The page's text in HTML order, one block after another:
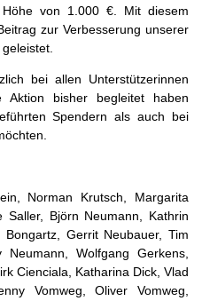
von 1.000 €. Mit diesem
zur Verbesserung unserer
bei allen Unterstützerinnen
Aktion bisher begleitet haben
Spendern als auch bei
Norman Krutsch, Margarita
Saller, Björn Neumann, Kathrin
Gerrit Neubauer, Tim
Wolfgang Gerkens,
Cienciala, Katharina Dick, Vlad
Vomweg, Oliver Vomweg,